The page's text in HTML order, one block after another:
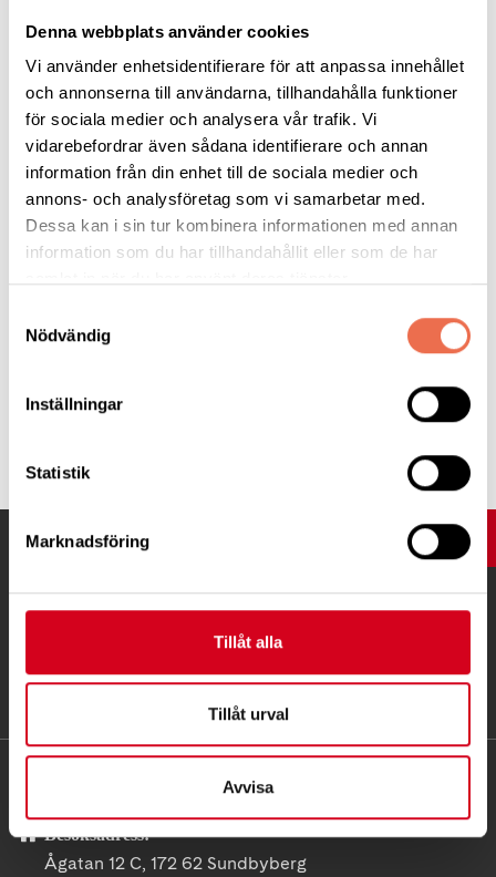
Denna webbplats använder cookies
Vi använder enhetsidentifierare för att anpassa innehållet
och annonserna till användarna, tillhandahålla funktioner
för sociala medier och analysera vår trafik. Vi
vidarebefordrar även sådana identifierare och annan
information från din enhet till de sociala medier och
annons- och analysföretag som vi samarbetar med.
Dessa kan i sin tur kombinera informationen med annan
information som du har tillhandahållit eller som de har
Nödvändig
Inställningar
Statistik
Marknadsföring
Tillåt alla
Tillåt urval
Avvisa
Skriv: Vem du nominerar Motiveringen Dina kontaktuppgifter
(namn och epost) Skicka via epost till ktr@enkoping.se
Eller posta till:
Enköpings kommun
Kommunala tillgänglighetsrådet
745 80 Enköping
Bilden visar Anders Wikman, ordförande i kommunala
tillgänglighetsrådet, vinnarna 2025 Torbjörn och Britt-Marie
Bernström samt Jan Wigdell som är initiativtagare till priset.
UPP
Besöksadress:
Ågatan 12 C, 172 62 Sundbyberg